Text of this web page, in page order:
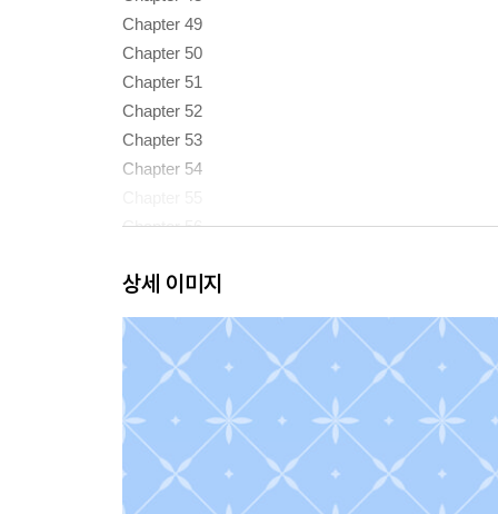
Chapter 49
Chapter 50
Chapter 51
Chapter 52
Chapter 53
Chapter 54
Chapter 56
상세 이미지